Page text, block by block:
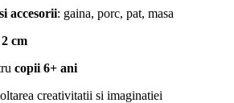
accesorii: gaina, porc, pat, masa
2 cm
copii 6+ ani
creativitatii si imaginatiei